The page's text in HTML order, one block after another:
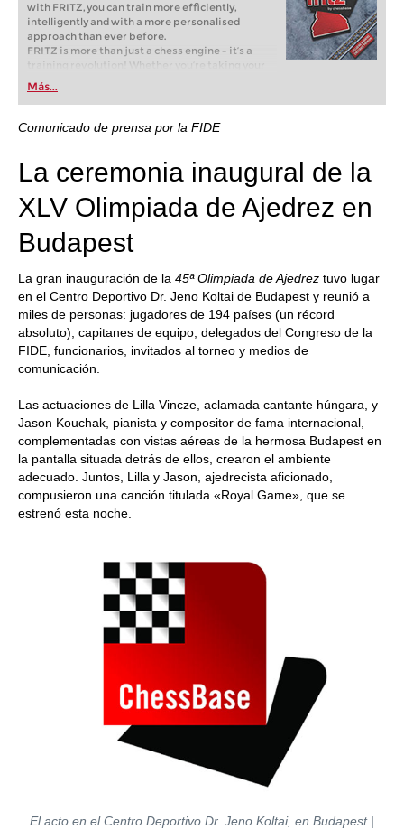
with FRITZ, you can train more efficiently,
intelligently and with a more personalised
approach than ever before.
FRITZ is more than just a chess engine – it’s a
training revolution! Whether you’re taking your
first steps into the world of club chess, or already
playing at a tournament level: with FRITZ, you can
train more efficiently, intelligently and with a
more personalised approach than ever before.
Más...
Comunicado de prensa por la FIDE
La ceremonia inaugural de la
XLV Olimpiada de Ajedrez en
Budapest
La gran inauguración de la 45ª Olimpiada de Ajedrez tuvo lugar
en el Centro Deportivo Dr. Jeno Koltai de Budapest y reunió a
miles de personas: jugadores de 194 países (un récord
absoluto), capitanes de equipo, delegados del Congreso de la
FIDE, funcionarios, invitados al torneo y medios de
comunicación.
Las actuaciones de Lilla Vincze, aclamada cantante húngara, y
Jason Kouchak, pianista y compositor de fama internacional,
complementadas con vistas aéreas de la hermosa Budapest en
la pantalla situada detrás de ellos, crearon el ambiente
adecuado. Juntos, Lilla y Jason, ajedrecista aficionado,
compusieron una canción titulada «Royal Game», que se
estrenó esta noche.
El acto en el Centro Deportivo Dr. Jeno Koltai, en Budapest |